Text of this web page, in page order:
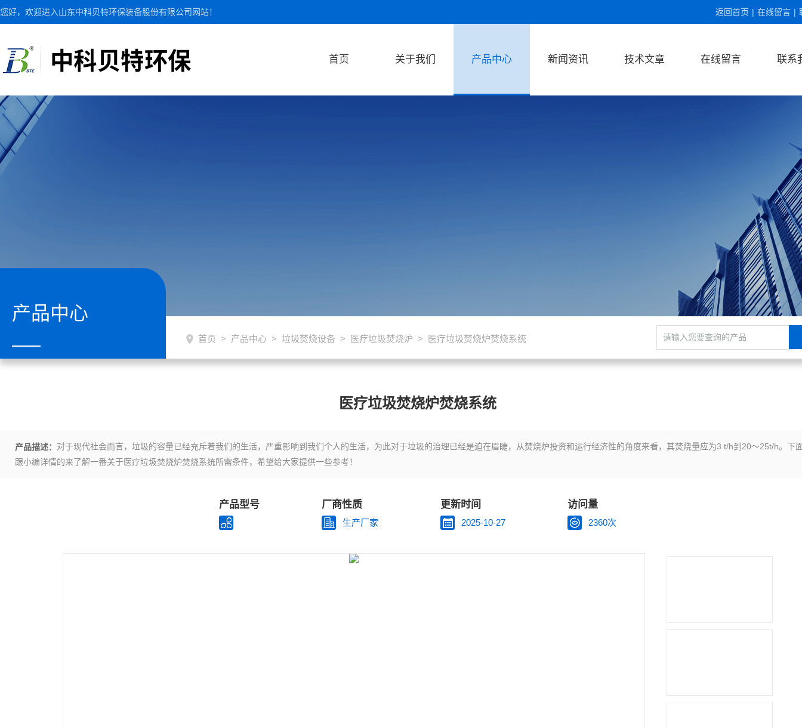
您好，欢迎进入山东中科贝特环保装备股份有限公司网站！ 返回首页 | 在线留言 |
首页 关于我们 产品中心 新闻资讯 技术文章 在线留言 联系
产品中心
首页 > 产品中心 > 垃圾焚烧设备 > 医疗垃圾焚烧炉 > 医疗垃圾焚烧炉焚烧系统
医疗垃圾焚烧炉焚烧系统
产品描述： 对于现代社会而言，垃圾的容量已经充斥着我们的生活，严重影响到我们个人的生活，为此对于垃圾的治理已经是迫在眉睫，从焚烧炉投资和运行经济性的角度来看，其焚烧量应为3 t/h到20～25t/h。下
跟小编详情的来了解一番关于医疗垃圾焚烧炉焚烧系统所需条件，希望给大家提供一些参考！
产品型号 厂商性质
生产厂家
更新时间
2025-10-27
访问量
2360次